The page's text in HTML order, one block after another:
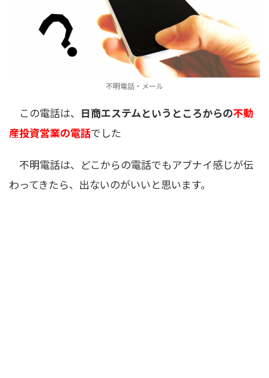
不明電話・メール
この電話は、 日商エステムというところからの不動
産投資営業の電話でした
不明電話は、どこからの電話でもアブナイ感じが伝
わってきたら、出ないのがいいと思います。